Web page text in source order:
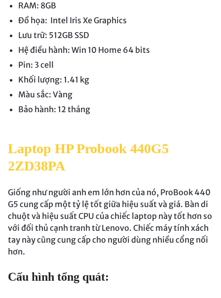
RAM: 8GB
Đồ họa: Intel Iris Xe Graphics
Lưu trữ: 512GB SSD
Hệ điều hành: Win 10 Home 64 bits
Pin: 3 cell
Khối lượng: 1.41 kg
Màu sắc: Vàng
Bảo hành: 12 tháng
Laptop HP Probook 440G5
2ZD38PA
Giống như người anh em lớn hơn của nó, ProBook 440
G5 cung cấp một tỷ lệ tốt giữa hiệu suất và giá. Bàn di
chuột và hiệu suất CPU của chiếc laptop này tốt hơn so
với đối thủ cạnh tranh từ Lenovo. Chiếc máy tính xách
tay này cũng cung cấp cho người dùng nhiều cổng nối
hơn.
Cấu hình tổng quát: